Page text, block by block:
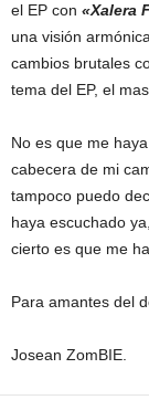
el EP con «Xalera
una visión
cambios brutales
tema del EP, el
No es que me
cabecera de mi
tampoco puedo
haya escuchado
cierto es que me
Para amantes del
Josean ZomBIE.